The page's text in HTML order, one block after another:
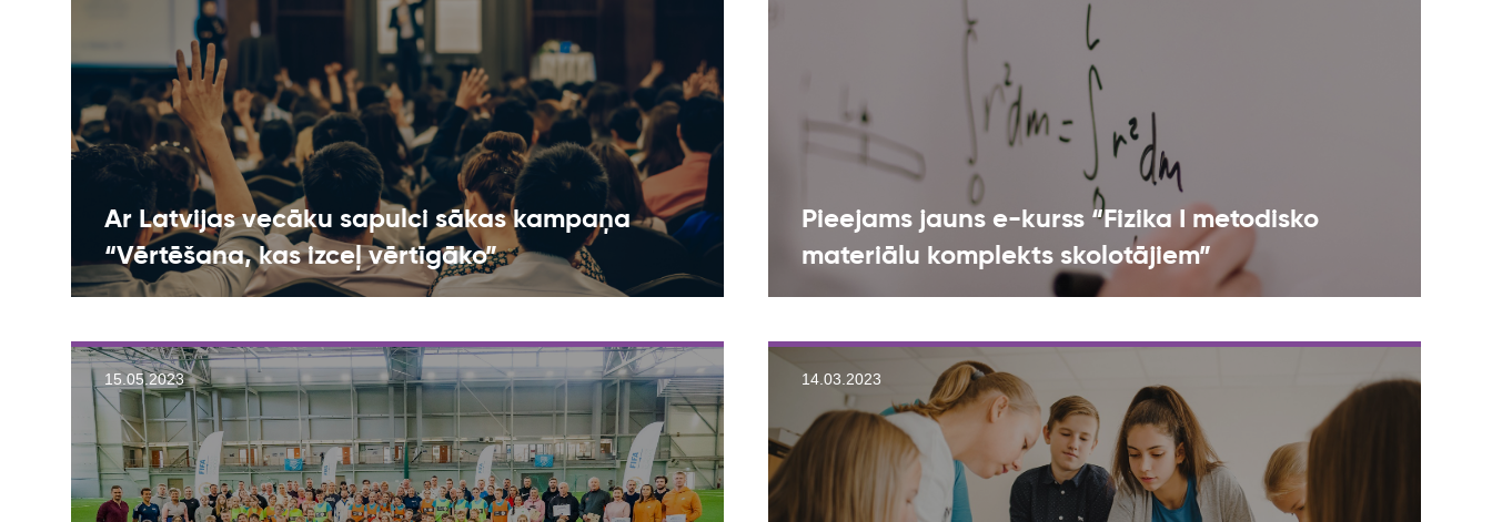
Ar Latvijas vecāku sapulci sākas kampaņa
“Vērtēšana, kas izceļ vērtīgāko”
Pieejams jauns e-kurss “Fizika I metodisko
materiālu komplekts skolotājiem”
15.05.2023 14.03.2023